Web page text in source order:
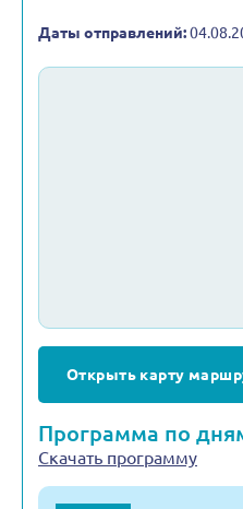
Даты отправлений:
Открыть карту
Программа по
Скачать программу